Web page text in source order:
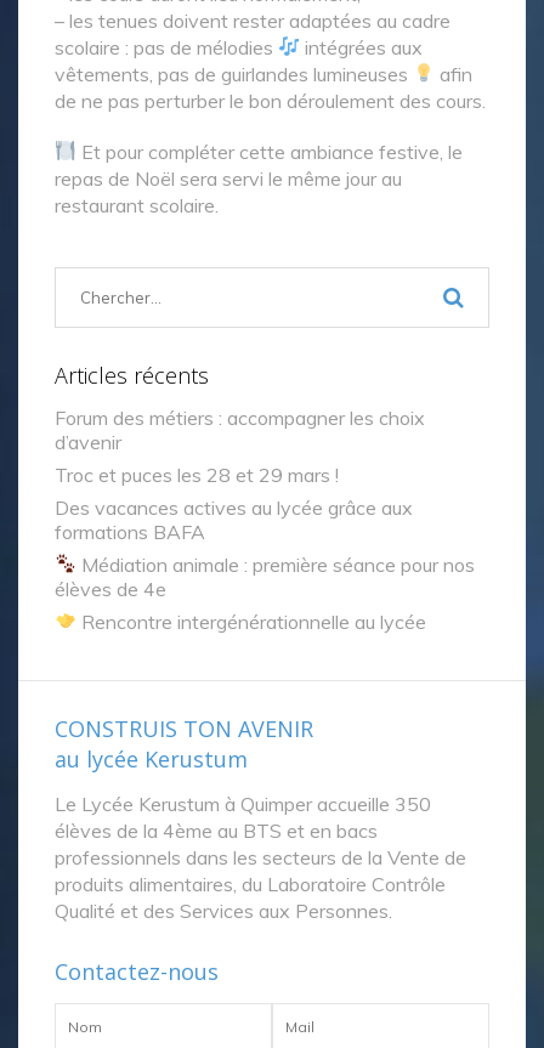
– les tenues doivent rester adaptées au cadre
scolaire : pas de mélodies
intégrées aux
vêtements, pas de guirlandes lumineuses
afin
de ne pas perturber le bon déroulement des cours.
Et pour compléter cette ambiance festive, le
repas de Noël sera servi le même jour au
restaurant scolaire.
Articles récents
Forum des métiers : accompagner les choix
d’avenir
Troc et puces les 28 et 29 mars !
Des vacances actives au lycée grâce aux
formations BAFA
Médiation animale : première séance pour nos
élèves de 4e
Rencontre intergénérationnelle au lycée
CONSTRUIS TON AVENIR
au lycée Kerustum
Le Lycée Kerustum à Quimper accueille 350
élèves de la 4ème au BTS et en bacs
professionnels dans les secteurs de la Vente de
produits alimentaires, du Laboratoire Contrôle
Qualité et des Services aux Personnes.
Contactez-nous